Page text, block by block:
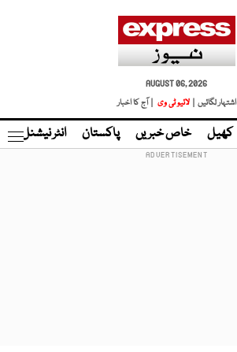
AUGUST 06, 2026
اشتہار لگائیں |
لائیو ٹی وی | آج کا اخبار
کھیل خاص خبریں پاکستان انٹر نیشنل